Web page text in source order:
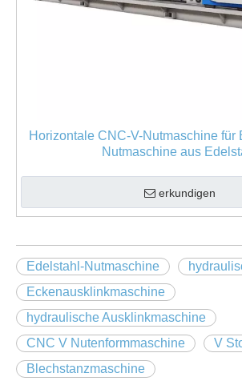
Horizontale CNC-V-Nutmaschine für
Nutmaschine aus
erkundigen
Edelstahl-Nutmaschine
Eckenausklinkmaschine
hydraulische Ausklinkmaschine
CNC V Nutenformmaschine
V
Blechstanzmaschine